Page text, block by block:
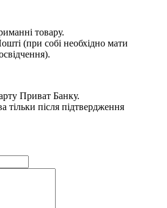
товару.
(при собі необхідно мати
Приват Банку.
тільки після підтвердження